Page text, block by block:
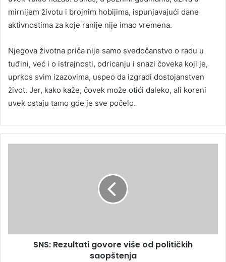
mirnijem životu i brojnim hobijima, ispunjavajući dane
aktivnostima za koje ranije nije imao vremena.
Njegova životna priča nije samo svedočanstvo o radu u
tuđini, već i o istrajnosti, odricanju i snazi čoveka koji je,
uprkos svim izazovima, uspeo da izgradi dostojanstven
život. Jer, kako kaže, čovek može otići daleko, ali koreni
uvek ostaju tamo gde je sve počelo.
SNS: Rezultati govore više od političkih
saopštenja